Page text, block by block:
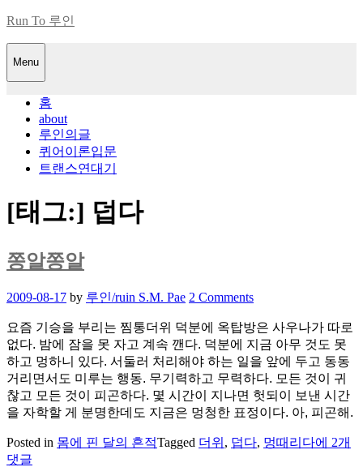
Skip
content
Run To 루인
Menu
홈
about
루인의글
퀴어이론입문
트랜스연대기
[태그:] 덥다
쫑알쫑알
Posted
2009-08-17 by 루인/ruin S.M. Pae 2 Comments
요즘 기승을 부리는 찜통더위 덕분에 옥탑방은 사우나가 따로
없다. 밤에 잠을 못 자고 계속 깬다. 덕분에 지금 아무 것도 못
하고 멍하니 있다. 서둘러 처리해야 하는 일을 앞에 두고 동동
거리면서도 미루는 행동. 무기력하고 무력하다. 모든 것이 귀
찮고 모든 것이 피곤하다. 몇 시간이 지나면 헛되이 보낸 시간
을 자학할 게 분명한데도 지금은 멍청한 표정이다. 아, 피곤해.
Posted in 몸에 핀 달의 흔적Tagged 더위 , 덥다, 멍때리다쫑
에 2개
댓글